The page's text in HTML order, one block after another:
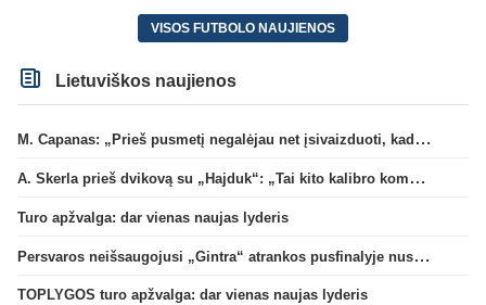
VISOS FUTBOLO NAUJIENOS
Lietuviškos naujienos
M. Capanas: „Prieš pusmetį negalėjau net įsivaizduoti, kad žaisime prieš „Hajduk“
A. Skerla prieš dvikovą su „Hajduk“: „Tai kito kalibro komanda“
Turo apžvalga: dar vienas naujas lyderis
Persvaros neišsaugojusi „Gintra“ atrankos pusfinalyje nusileido Škotijos čempionėms
TOPLYGOS turo apžvalga: dar vienas naujas lyderis